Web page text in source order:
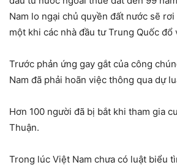
Nam lo ngại chủ quyền đất nước sẽ
một khi các nhà đầu tư Trung Quốc đổ
Trước phản ứng gay gắt của công
Nam đã phải hoãn việc thông qua dự
Hơn 100 người đã bị bắt khi tham gia
Thuận.
Trong lúc Việt Nam chưa có luật biểu